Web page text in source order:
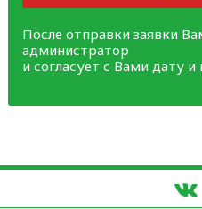
После отправки заявки
администратор
и согласует с Вами дату